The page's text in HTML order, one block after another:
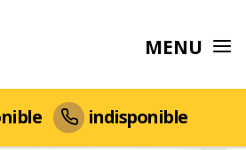
MENU
indisponible